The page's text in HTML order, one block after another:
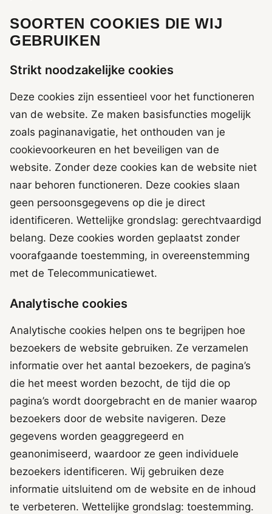
SOORTEN COOKIES DIE WIJ
GEBRUIKEN
Strikt noodzakelijke cookies
Deze cookies zijn essentieel voor het functioneren
van de website. Ze maken basisfuncties mogelijk
zoals paginanavigatie, het onthouden van je
cookievoorkeuren en het beveiligen van de
website. Zonder deze cookies kan de website niet
naar behoren functioneren. Deze cookies slaan
geen persoonsgegevens op die je direct
identificeren. Wettelijke grondslag: gerechtvaardigd
belang. Deze cookies worden geplaatst zonder
voorafgaande toestemming, in overeenstemming
met de Telecommunicatiewet.
Analytische cookies
Analytische cookies helpen ons te begrijpen hoe
bezoekers de website gebruiken. Ze verzamelen
informatie over het aantal bezoekers, de pagina’s
die het meest worden bezocht, de tijd die op
pagina’s wordt doorgebracht en de manier waarop
bezoekers door de website navigeren. Deze
gegevens worden geaggregeerd en
geanonimiseerd, waardoor ze geen individuele
bezoekers identificeren. Wij gebruiken deze
informatie uitsluitend om de website en de inhoud
te verbeteren. Wettelijke grondslag: toestemming.